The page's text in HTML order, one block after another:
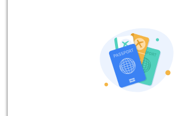
במיוחד עבורכם!
לחצו פה!